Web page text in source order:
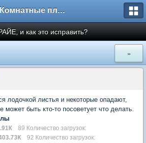
Комнатные плодовые экзоты
и как это исправить?
»
лодочкой листья и некоторые опадают,
может быть кто-то посоветует что делать.
89 Количество загрузок:
92 Количество загрузок: